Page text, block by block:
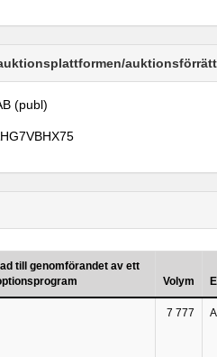
(publ)
till genomförandet av ett
Volym
7 777